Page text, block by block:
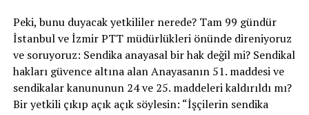
Peki, bunu duyacak yetkililer nerede? Tam 99 gündür
İstanbul ve İzmir PTT müdürlükleri önünde direniyoruz
ve soruyoruz: Sendika anayasal bir hak değil mi? Sendikal
hakları güvence altına alan Anayasanın 51. maddesi ve
sendikalar kanununun 24 ve 25. maddeleri kaldırıldı mı?
Bir yetkili çıkıp açık açık söylesin: “İşçilerin sendika